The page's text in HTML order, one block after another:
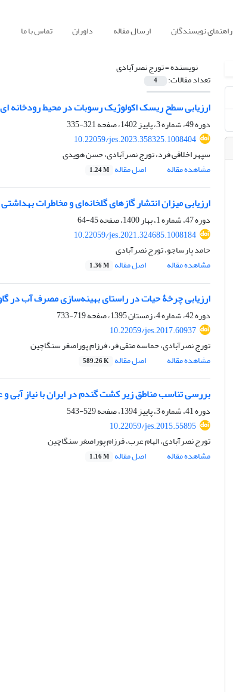
راهنمای نویسندگان ارسال مقاله داوران تماس با ما
نویسنده =تورج نصرآبادی
تعداد مقالات: 4
ارزیابی سطح ریسک اکولوژیک رسوبات در محیط رودخانه
دوره 49، شماره 3، پاییز 1402، صفحه
321-335
10.22059/jes.2023.358325.1008404
سپهر اخلاقی فرد، تورج نصرآبادی، حسن هویدی
مشاهده مقاله
اصل مقاله 1.24 M
ارزیابی میزان انتشار گاز‌های گلخانه‌ای و مخاطرات
دوره 47، شماره 1، بهار 1400، صفحه
45-64
10.22059/jes.2021.324685.1008184
حامد پارساجو، تورج نصرآبادی
مشاهده مقاله
اصل مقاله 1.36 M
ارزیابی چرخۀ حیات در راستای بهینه‌سازی مصرف آب در
دوره 42، شماره 4، زمستان 1395، صفحه
719-733
10.22059/jes.2017.60937
تورج نصرآبادی، حماسه متقی فر، فرزام پوراصغر سنگاچین
مشاهده مقاله
اصل مقاله 589.26 K
بررسی تناسب مناطق زیر کشت گندم در ایران با نیاز آبی
دوره 41، شماره 3، پاییز 1394، صفحه
529-543
10.22059/jes.2015.55895
تورج نصرآبادی، الهام عرب، فرزام پوراصغر سنگاچین
مشاهده مقاله
اصل مقاله 1.16 M